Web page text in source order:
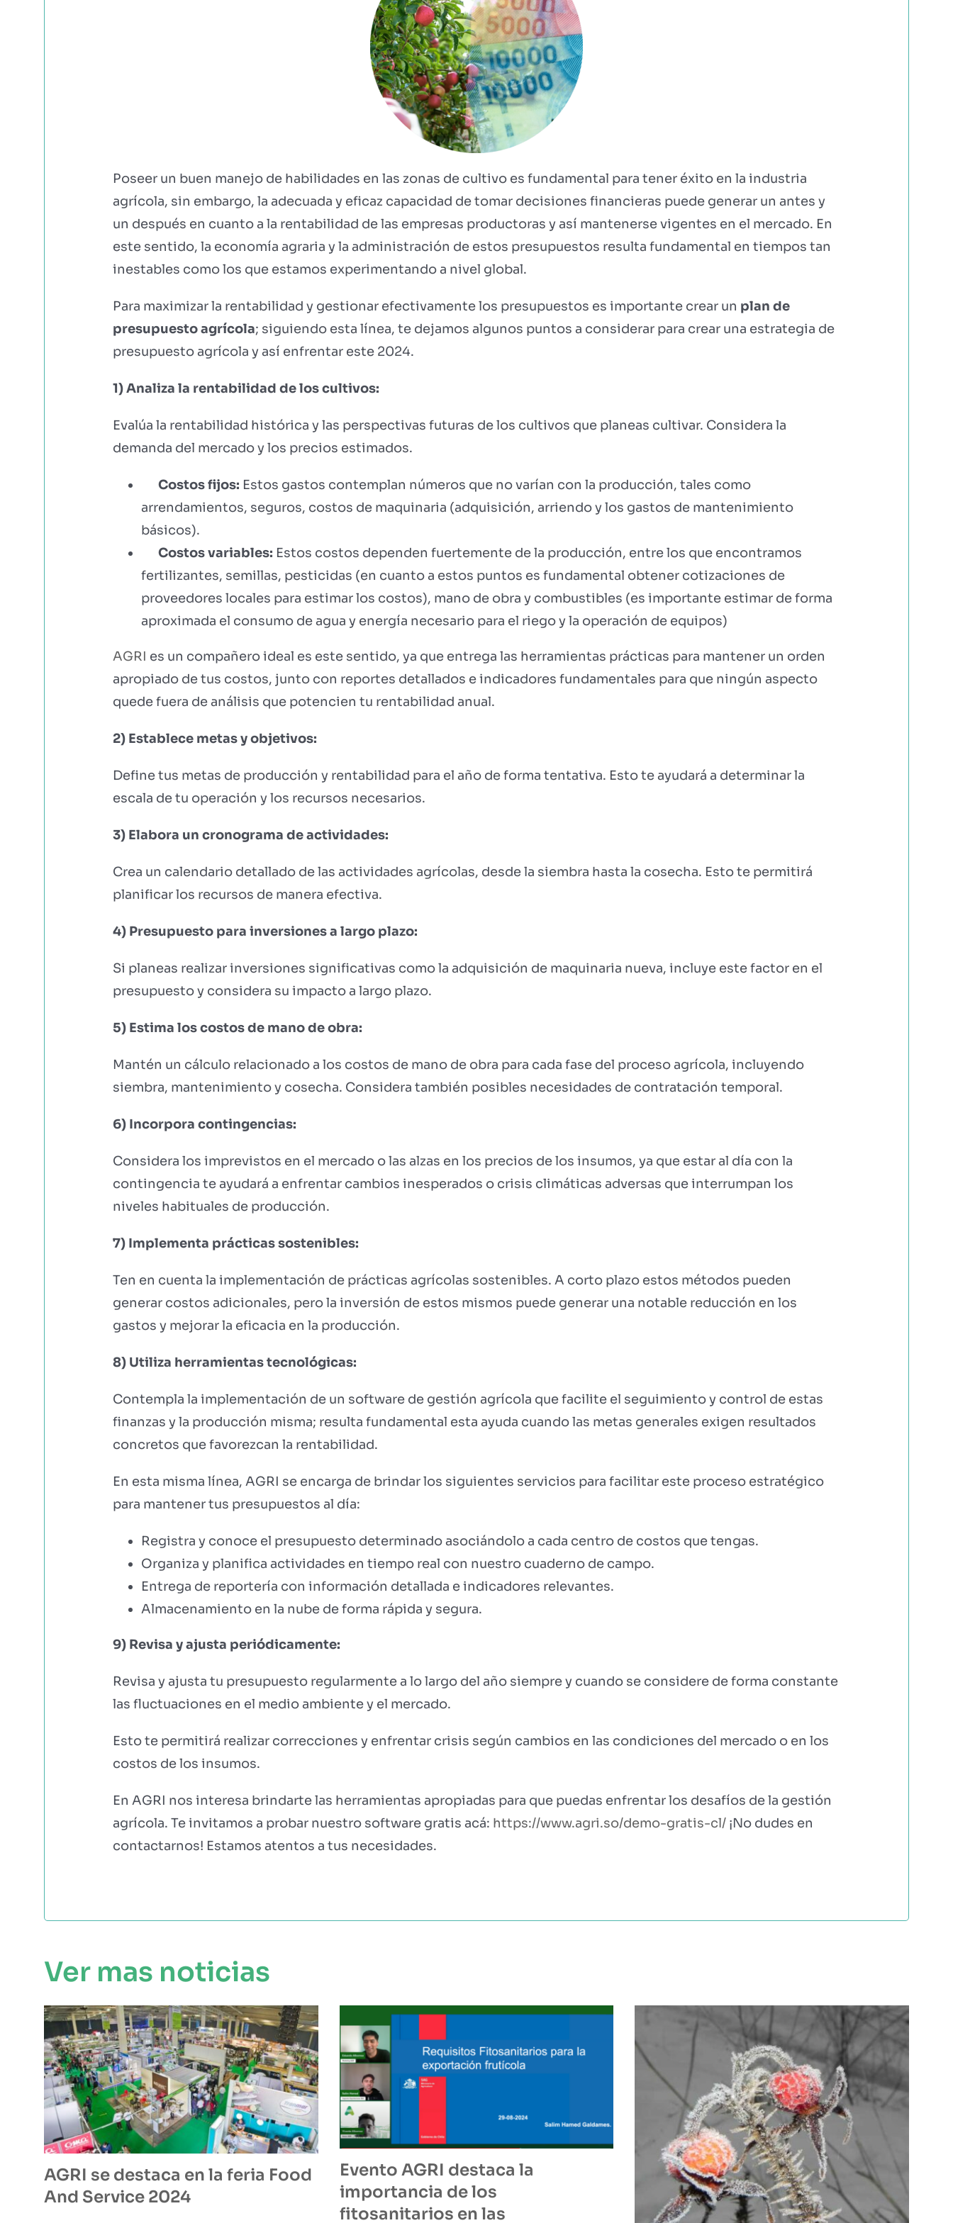
Poseer un buen manejo de habilidades en las zonas de cultivo es fundamental para tener éxito en la industria
agrícola, sin embargo, la adecuada y eficaz capacidad de tomar decisiones financieras puede generar un antes y
un después en cuanto a la rentabilidad de las empresas productoras y así mantenerse vigentes en el mercado. En
este sentido, la economía agraria y la administración de estos presupuestos resulta fundamental en tiempos tan
inestables como los que estamos experimentando a nivel global.
Para maximizar la rentabilidad y gestionar efectivamente los presupuestos es importante crear un plan de
presupuesto agrícola; siguiendo esta línea, te dejamos algunos puntos a considerar para crear una estrategia de
presupuesto agrícola y así enfrentar este 2024.
1) Analiza la rentabilidad de los cultivos:
Evalúa la rentabilidad histórica y las perspectivas futuras de los cultivos que planeas cultivar. Considera la
demanda del mercado y los precios estimados.
Costos fijos: Estos gastos contemplan números que no varían con la producción, tales como
arrendamientos, seguros, costos de maquinaria (adquisición, arriendo y los gastos de mantenimiento
básicos).
Costos variables: Estos costos dependen fuertemente de la producción, entre los que encontramos
fertilizantes, semillas, pesticidas (en cuanto a estos puntos es fundamental obtener cotizaciones de
proveedores locales para estimar los costos), mano de obra y combustibles (es importante estimar de forma
aproximada el consumo de agua y energía necesario para el riego y la operación de equipos)
AGRI es un compañero ideal es este sentido, ya que entrega las herramientas prácticas para mantener un orden
apropiado de tus costos, junto con reportes detallados e indicadores fundamentales para que ningún aspecto
quede fuera de análisis que potencien tu rentabilidad anual.
2) Establece metas y objetivos:
Define tus metas de producción y rentabilidad para el año de forma tentativa. Esto te ayudará a determinar la
escala de tu operación y los recursos necesarios.
3) Elabora un cronograma de actividades:
Crea un calendario detallado de las actividades agrícolas, desde la siembra hasta la cosecha. Esto te permitirá
planificar los recursos de manera efectiva.
4) Presupuesto para inversiones a largo plazo:
Si planeas realizar inversiones significativas como la adquisición de maquinaria nueva, incluye este factor en el
presupuesto y considera su impacto a largo plazo.
5) Estima los costos de mano de obra:
Mantén un cálculo relacionado a los costos de mano de obra para cada fase del proceso agrícola, incluyendo
siembra, mantenimiento y cosecha. Considera también posibles necesidades de contratación temporal.
6) Incorpora contingencias:
Considera los imprevistos en el mercado o las alzas en los precios de los insumos, ya que estar al día con la
contingencia te ayudará a enfrentar cambios inesperados o crisis climáticas adversas que interrumpan los
niveles habituales de producción.
7) Implementa prácticas sostenibles:
Ten en cuenta la implementación de prácticas agrícolas sostenibles. A corto plazo estos métodos pueden
generar costos adicionales, pero la inversión de estos mismos puede generar una notable reducción en los
gastos y mejorar la eficacia en la producción.
8) Utiliza herramientas tecnológicas:
Contempla la implementación de un software de gestión agrícola que facilite el seguimiento y control de estas
finanzas y la producción misma; resulta fundamental esta ayuda cuando las metas generales exigen resultados
concretos que favorezcan la rentabilidad.
En esta misma línea, AGRI se encarga de brindar los siguientes servicios para facilitar este proceso estratégico
para mantener tus presupuestos al día:
Registra y conoce el presupuesto determinado asociándolo a cada centro de costos que tengas.
Organiza y planifica actividades en tiempo real con nuestro cuaderno de campo.
Entrega de reportería con información detallada e indicadores relevantes.
Almacenamiento en la nube de forma rápida y segura.
9) Revisa y ajusta periódicamente:
Revisa y ajusta tu presupuesto regularmente a lo largo del año siempre y cuando se considere de forma constante
las fluctuaciones en el medio ambiente y el mercado.
Esto te permitirá realizar correcciones y enfrentar crisis según cambios en las condiciones del mercado o en los
costos de los insumos.
En AGRI nos interesa brindarte las herramientas apropiadas para que puedas enfrentar los desafíos de la gestión
agrícola. Te invitamos a probar nuestro software gratis acá: https://www.agri.so/demo-gratis-cl/ ¡No dudes en
contactarnos! Estamos atentos a tus necesidades.
Ver mas noticias
AGRI se destaca en la feria Food
And Service 2024
Evento AGRI destaca la
importancia de los
fitosanitarios en las